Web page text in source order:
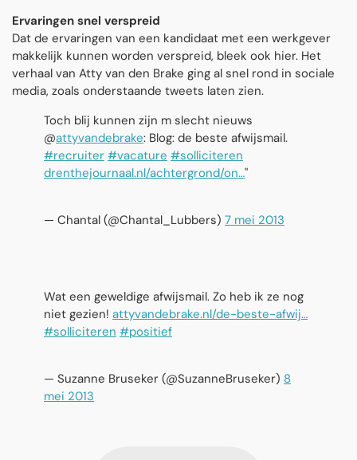
Ervaringen snel verspreid
Dat de ervaringen van een kandidaat met een werkgever
makkelijk kunnen worden verspreid, bleek ook hier. Het
verhaal van Atty van den Brake ging al snel rond in sociale
media, zoals onderstaande tweets laten zien.
Toch blij kunnen zijn m slecht nieuws
@attyvandebrake: Blog: de beste afwijsmail.
#recruiter #vacature #solliciteren
drenthejournaal.nl/achtergrond/on…"
— Chantal (@Chantal_Lubbers) 7 mei 2013
Wat een geweldige afwijsmail. Zo heb ik ze nog
niet gezien! attyvandebrake.nl/de-beste-afwij…
#solliciteren #positief
— Suzanne Bruseker (@SuzanneBruseker) 8
mei 2013